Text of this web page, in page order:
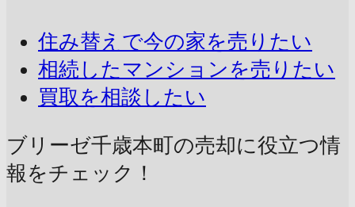
住み替えで今の家を売りたい
相続したマンションを売りたい
買取を相談したい
ブリーゼ千歳本町の売却に役立つ情
報をチェック！